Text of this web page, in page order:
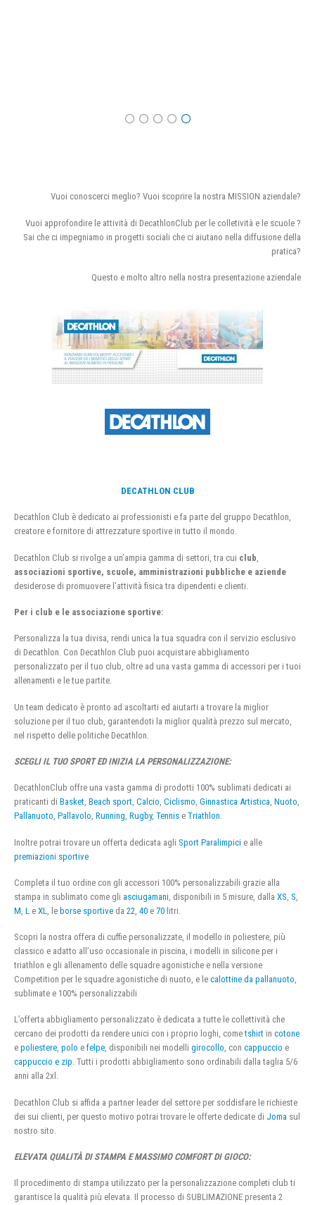
Vuoi conoscerci meglio? Vuoi scoprire la nostra MISSION aziendale?
Vuoi approfondire le attività di DecathlonClub per le colletività e le scuole ?
Sai che ci impegniamo in progetti sociali che ci aiutano nella diffusione della
pratica?
Questo e molto altro nella nostra presentazione aziendale
DECATHLON CLUB
Decathlon Club è dedicato ai professionisti e fa parte del gruppo Decathlon,
creatore e fornitore di attrezzature sportive in tutto il mondo.
Decathlon Club si rivolge a un’ampia gamma di settori, tra cui club
associazioni sportive, scuole, amministrazioni pubbliche e aziende
desiderose di promuovere l’attività fisica tra dipendenti e clienti.
Per i club e le associazione sportive:
Personalizza la tua divisa, rendi unica la tua squadra con il servizio esclusivo
di Decathlon. Con Decathlon Club puoi acquistare abbigliamento
personalizzato per il tuo club, oltre ad una vasta gamma di accessori per i tuoi
allenamenti e le tue partite.
Un team dedicato è pronto ad ascoltarti ed aiutarti a trovare la miglior
soluzione per il tuo club, garantendoti la miglior qualità prezzo sul mercato,
nel rispetto delle politiche Decathlon.
SCEGLI IL TUO SPORT ED INIZIA LA PERSONALIZZAZIONE:
DecathlonClub offre una vasta gamma di prodotti 100% sublimati dedicati ai
praticanti di Basket, Beach sport, Calcio, Ciclismo, Ginnastica Artistica, Nuoto,
Pallanuoto, Pallavolo, Running, Rugby, Tennis e Triathlon.
Inoltre potrai trovare un offerta dedicata agli Sport Paralimpici e alle
premiazioni sportive
Completa il tuo ordine con gli accessori 100% personalizzabili grazie alla
stampa in sublimato come gli asciugamani , disponibili in 5 misure, dalla XS S
M L e XL , le borse sportive da 22 40 e 70 litri.
Scopri la nostra offera di cuffie personalizzate, il modello in poliestere, più
classico e adatto all’uso occasionale in piscina, i modelli in silicone per i
triathlon e gli allenamento delle squadre agonistiche e nella versione
Competition per le squadre agonistiche di nuoto, e le calottine da pallanuoto,
sublimate e 100% personalizzabili
L’offerta abbigliamento personalizzato è dedicata a tutte le collettività che
cercano dei prodotti da rendere unici con i proprio loghi, cometshirt in cotone
e poliestere, polo e felpe, disponibili nei modelli girocollo, con cappuccio e
cappuccio e zip. Tutti i prodotti abbigliamento sono ordinabili dalla taglia 5/6
anni alla 2xl.
Decathlon Club si affida a partner leader del settore per soddisfare le richieste
dei sui clienti, per questo motivo potrai trovare le offerte dedicate di Joma sul
nostro sito.
ELEVATA QUALITÀ DI STAMPA E MASSIMO COMFORT DI GIOCO:
Il procedimento di stampa utilizzato per la personalizzazione completi club ti
garantisce la qualità più elevata. Il processo di SUBLIMAZIONE presenta 2